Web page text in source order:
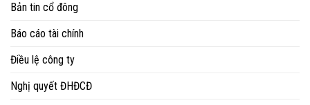
Bản tin cổ đông
Báo cáo tài chính
Điều lệ công ty
Nghị quyết ĐHĐCĐ